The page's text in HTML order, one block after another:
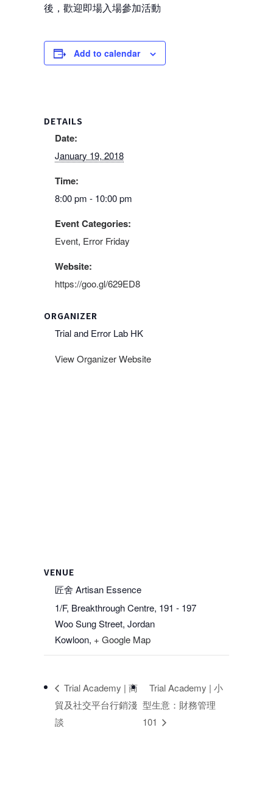
後，歡迎即場入場參加活動
Add to calendar
DETAILS
Date:
January 19, 2018
Time:
8:00 pm - 10:00 pm
Event Categories:
Event, Error Friday
Website:
https://goo.gl/629ED8
ORGANIZER
Trial and Error Lab HK
View Organizer Website
VENUE
匠舍 Artisan Essence
1/F, Breakthrough Centre, 191 - 197
Woo Sung Street, Jordan
Kowloon, + Google Map
Trial Academy | 商
貿及社交平台行銷淺
談
Trial Academy | 小
型生意：財務管理
101